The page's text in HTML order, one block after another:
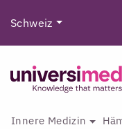
Schweiz
Innere Medizin